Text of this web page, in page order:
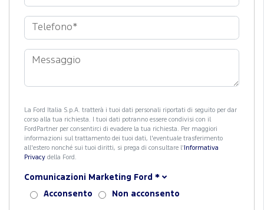
La Ford Italia S.p.A. tratterà i tuoi dati personali riportati di seguito per dar
corso alla tua richiesta. I tuoi dati potranno essere condivisi con il
FordPartner per consentirci di evadere la tua richiesta. Per maggiori
informazioni sul trattamento dei tuoi dati, l'eventuale trasferimento
all'estero nonché sui tuoi diritti, si prega di consultare l' Informativa
Privacydella Ford.
Comunicazioni Marketing Ford *
Acconsento Non acconsento